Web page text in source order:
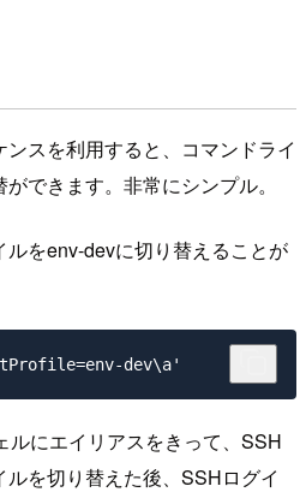
スを利用すると、コマンドライ
できます。非常にシンプル。
ルをenv-devに切り替えることが
ルにエイリアスをきって、SSH
を切り替えた後、SSHログイ